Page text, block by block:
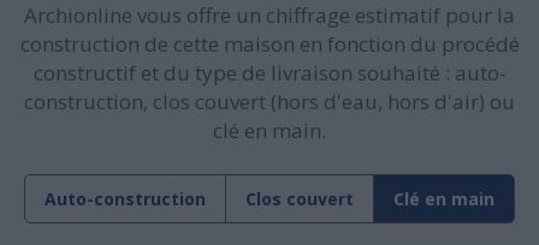
Archionline vous offre un chiffrage estimatif pour la
construction de cette maison en fonction du procédé
constructif et du type de livraison souhaité : auto-
construction, clos couvert (hors d'eau, hors d'air) ou
clé en main.
Auto-construction Clos couvert Clé en main